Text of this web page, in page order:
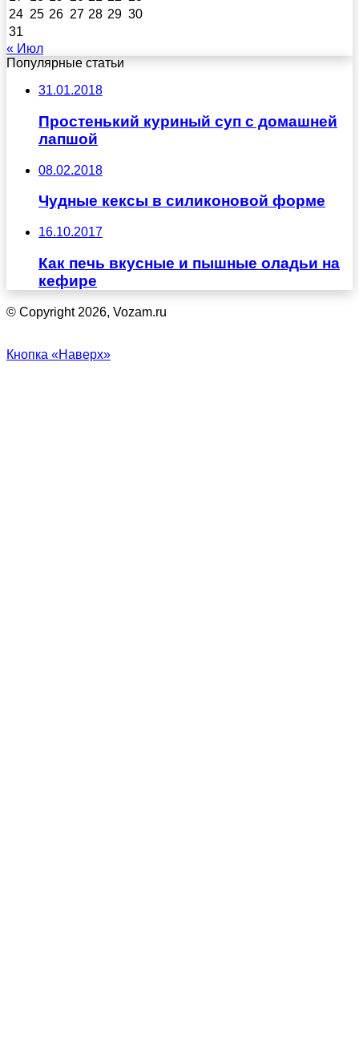
24 25 26 27 28 29 30
31
« Июл
Популярные статьи
31.01.2018
Простенький куриный суп с домашней
лапшой
08.02.2018
Чудные кексы в силиконовой форме
16.10.2017
Как печь вкусные и пышные оладьи на
кефире
© Copyright 2026, Vozam.ru
Кнопка «Наверх»